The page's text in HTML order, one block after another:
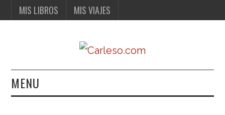
MIS LIBROS MIS VIAJES
MENU